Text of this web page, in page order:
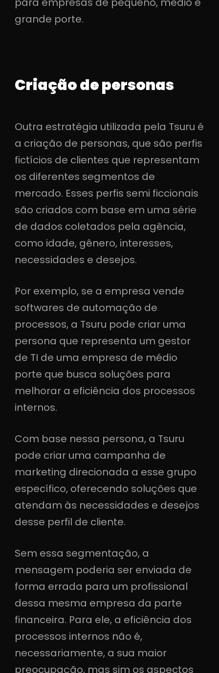
grande porte.
Criação de personas
Outra estratégia utilizada pela Tsuru é
a criação de personas, que são perfis
fictícios de clientes que representam
os diferentes segmentos de
mercado. Esses perfis semi ficcionais
são criados com base em uma série
de dados coletados pela agência,
como idade, gênero, interesses,
necessidades e desejos.
Por exemplo, se a empresa vende
softwares de automação de
processos, a Tsuru pode criar uma
persona que representa um gestor
de TI de uma empresa de médio
porte que busca soluções para
melhorar a eficiência dos processos
internos.
Com base nessa persona, a Tsuru
pode criar uma campanha de
marketing direcionada a esse grupo
específico, oferecendo soluções que
atendam às necessidades e desejos
desse perfil de cliente.
Sem essa segmentação, a
mensagem poderia ser enviada de
forma errada para um profissional
dessa mesma empresa da parte
financeira. Para ele, a eficiência dos
processos internos não é,
necessariamente, a sua maior
preocupação, mas sim os aspectos